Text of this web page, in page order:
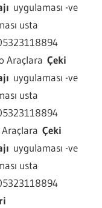
uygulaması -ve
usta
Araçlara Çeki
uygulaması -ve
usta
Çeki
uygulaması -ve
usta